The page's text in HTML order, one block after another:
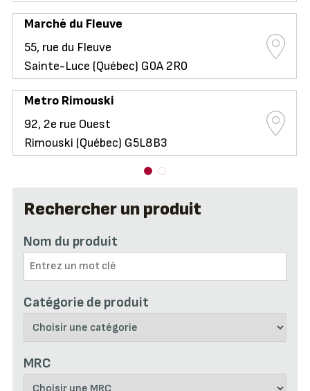
Rechercher un produit
Nom du produit
Catégorie de produit
MRC
Marché du Fleuve
55, rue du Fleuve
Sainte-Luce (Québec) G0A 2R0
Metro Rimouski
92, 2e rue Ouest
Rimouski (Québec) G5L8B3